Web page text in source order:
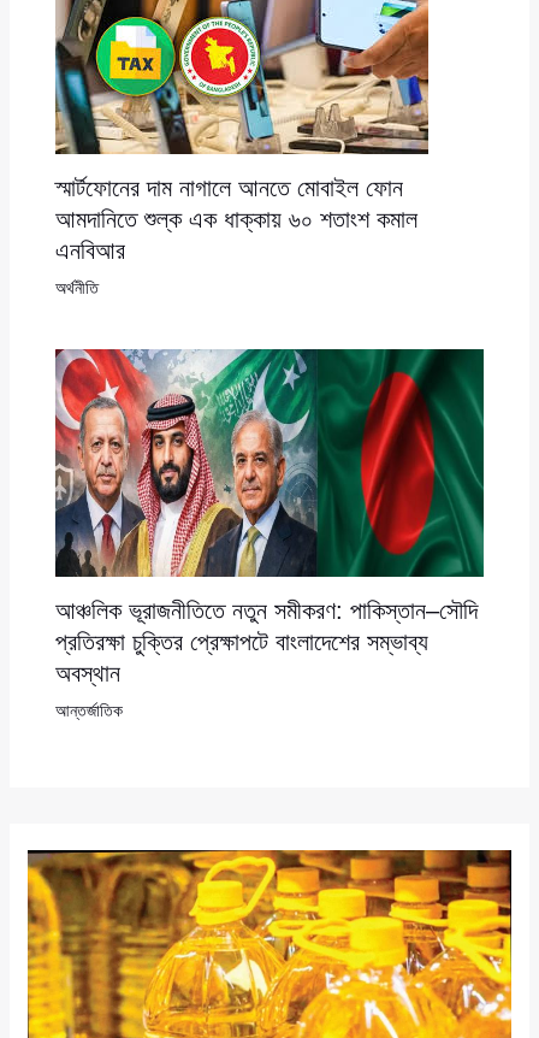
স্মার্টফোনের দাম নাগালে আনতে মোবাইল ফোন
আমদানিতে শুল্ক এক ধাক্কায় ৬০ শতাংশ কমাল
এনবিআর
অর্থনীতি
আঞ্চলিক ভূরাজনীতিতে নতুন সমীকরণ: পাকিস্তান–সৌদি
প্রতিরক্ষা চুক্তির প্রেক্ষাপটে বাংলাদেশের সম্ভাব্য
অবস্থান
আন্তর্জাতিক